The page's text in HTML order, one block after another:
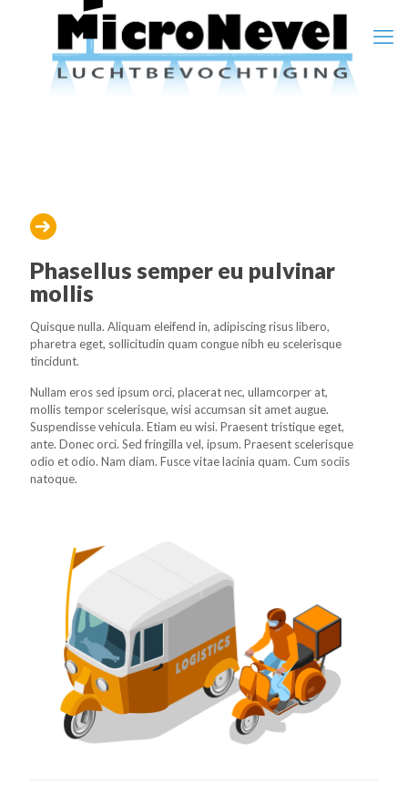
Phasellus semper eu pulvinar
mollis
Quisque nulla. Aliquam eleifend in, adipiscing risus libero,
pharetra eget, sollicitudin quam congue nibh eu scelerisque
tincidunt.
Nullam eros sed ipsum orci, placerat nec, ullamcorper at,
mollis tempor scelerisque, wisi accumsan sit amet augue.
Suspendisse vehicula. Etiam eu wisi. Praesent tristique eget,
ante. Donec orci. Sed fringilla vel, ipsum. Praesent scelerisque
odio et odio. Nam diam. Fusce vitae lacinia quam. Cum sociis
natoque.